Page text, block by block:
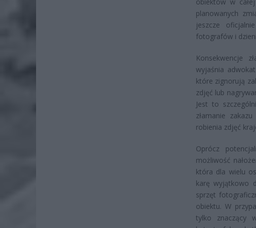
planowanych
jeszcze
fotografów i
Konsekwencje
wyjaśnia
które zignorują
zdjęć lub
Jest to
złamanie
robienia zdjęć
Oprócz
możliwość
która dla wielu
karę wyjątkowo
sprzęt
obiektu. W
tylko znaczący